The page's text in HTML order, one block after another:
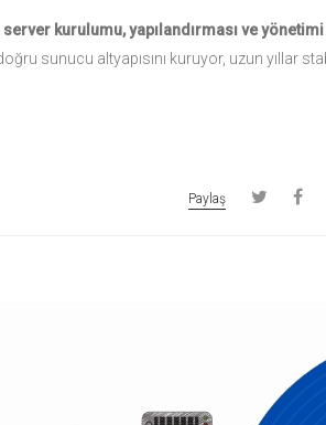
kurulumu, yapılandırması ve yönetimi
sunucu altyapısını kuruyor, uzun yıllar
Paylaş